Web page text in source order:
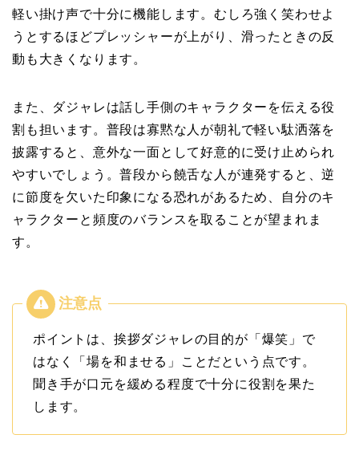
軽い掛け声で十分に機能します。むしろ強く笑わせよ
うとするほどプレッシャーが上がり、滑ったときの反
動も大きくなります。
また、ダジャレは話し手側のキャラクターを伝える役
割も担います。普段は寡黙な人が朝礼で軽い駄洒落を
披露すると、意外な一面として好意的に受け止められ
やすいでしょう。普段から饒舌な人が連発すると、逆
に節度を欠いた印象になる恐れがあるため、自分のキ
ャラクターと頻度のバランスを取ることが望まれま
す。
ポイントは、挨拶ダジャレの目的が「爆笑」で
はなく「場を和ませる」ことだという点です。
聞き手が口元を緩める程度で十分に役割を果た
します。